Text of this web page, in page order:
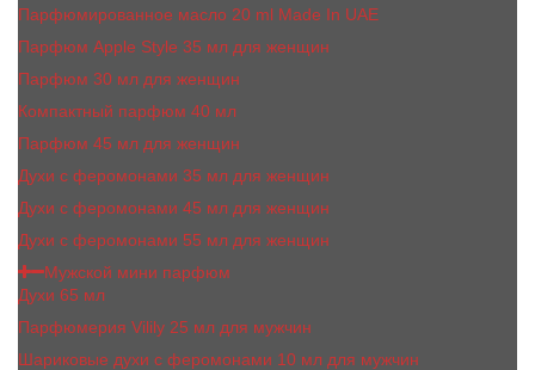
Парфюмированное масло 20 ml Made In UAE
Парфюм Apple Style 35 мл для женщин
Парфюм 30 мл для женщин
Компактный парфюм 40 мл
Парфюм 45 мл для женщин
Духи с феромонами 35 мл для женщин
Духи с феромонами 45 мл для женщин
Духи с феромонами 55 мл для женщин
Мужской мини парфюм
Духи 65 мл
Парфюмерия Vilily 25 мл для мужчин
Шариковые духи с феромонами 10 мл для мужчин